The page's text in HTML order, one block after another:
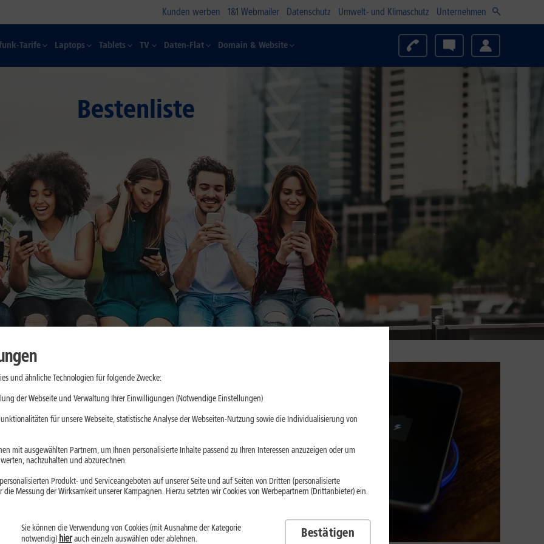
Kunden werben 1&1 Webmailer Datenschutz Umwelt- und Klimaschutz Unternehmen
Tarife Laptops Tablets TV Daten-Flat Domain & Website
Bestenliste
im Alltag
2026 gefragter
lange
und
und ähnliche Technologien für folgende Zwecke:
der Webseite und Verwaltung Ihrer Einwilligungen (Notwendige Einstellungen)
für unsere Webseite, statistische Analyse der Webseiten-Nutzung sowie die Individualisierung von
mit ausgewählten Partnern, um Ihnen personalisierte Inhalte passend zu Ihren Interessen anzuzeigen oder um
nachzuhalten und abzurechnen.
Produkt- und Serviceangeboten auf unserer Seite und auf Seiten von Dritten (personalisierte
Messung der Wirksamkeit unserer Kampagnen. Hierzu setzten wir Cookies von Werbepartnern (Drittanbieter) ein.
Sie können die Verwendung von Cookies (mit Ausnahme der Kategorie
notwendig) hierauch einzeln auswählen oder ablehnen. Bestätigen